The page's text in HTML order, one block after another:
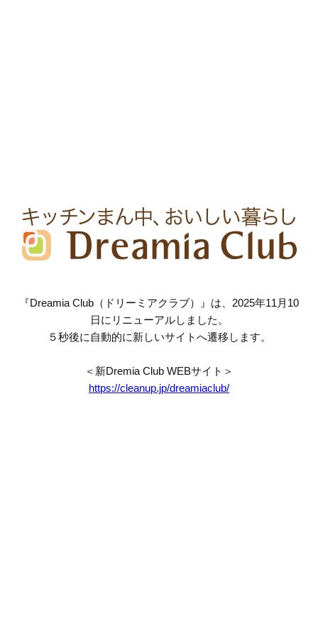
『Dreamia Club（ドリーミアクラブ）』は、2025年11月10
日にリニューアルしました。
５秒後に自動的に新しいサイトへ遷移します。
＜新Dremia Club WEBサイト＞
https://cleanup.jp/dreamiaclub/